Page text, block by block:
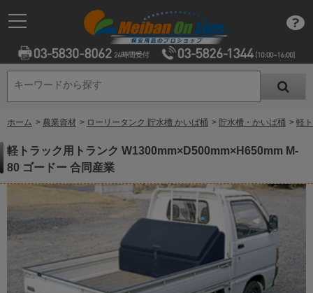
キーワードから探す
キーワードから探す
ホーム > 農業資材 > ローリータンク 貯水槽 かいば桶 > 貯水槽・かいば桶 > 軽
軽トラック用トランク W1300mm×D500mm×H650mm M-
80 ゴードー 合同産業